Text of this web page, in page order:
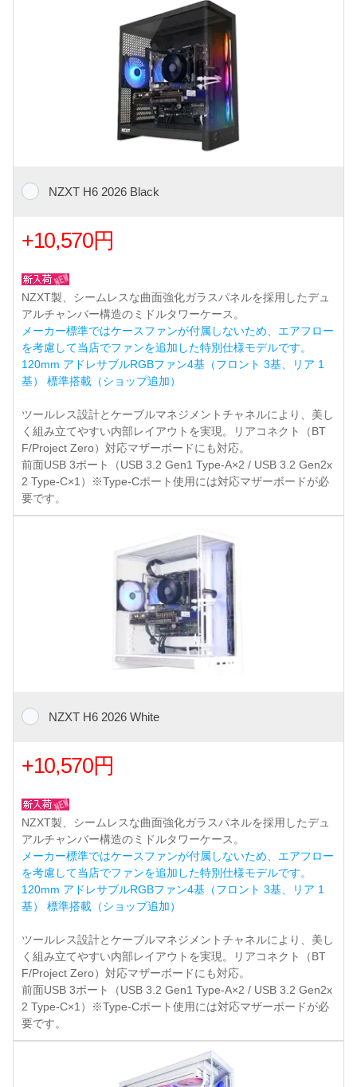
NZXT H6 2026 Black
+10,570円
NZXT製、シームレスな曲面強化ガラスパネルを採用したデュ
アルチャンバー構造のミドルタワーケース。
メーカー標準ではケースファンが付属しないため、エアフロー
を考慮して当店でファンを追加した特別仕様モデルです。
120mm アドレサブルRGBファン4基（フロント 3基、リア 1
基） 標準搭載（ショップ追加）
ツールレス設計とケーブルマネジメントチャネルにより、美し
く組み立てやすい内部レイアウトを実現。リアコネクト（BT
F/Project Zero）対応マザーボードにも対応。
前面USB 3ポート（USB 3.2 Gen1 Type-A×2 / USB 3.2 Gen2x
2 Type-C×1）※Type-Cポート使用には対応マザーボードが必
要です。
NZXT H6 2026 White
+10,570円
NZXT製、シームレスな曲面強化ガラスパネルを採用したデュ
アルチャンバー構造のミドルタワーケース。
メーカー標準ではケースファンが付属しないため、エアフロー
を考慮して当店でファンを追加した特別仕様モデルです。
120mm アドレサブルRGBファン4基（フロント 3基、リア 1
基） 標準搭載（ショップ追加）
ツールレス設計とケーブルマネジメントチャネルにより、美し
く組み立てやすい内部レイアウトを実現。リアコネクト（BT
F/Project Zero）対応マザーボードにも対応。
前面USB 3ポート（USB 3.2 Gen1 Type-A×2 / USB 3.2 Gen2x
2 Type-C×1）※Type-Cポート使用には対応マザーボードが必
要です。